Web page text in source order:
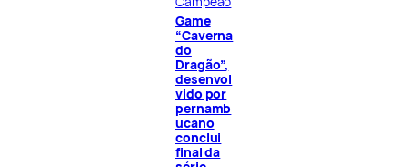
Game
“Caverna
do
Dragão”,
desenvol
vido por
pernamb
ucano
conclui
final da